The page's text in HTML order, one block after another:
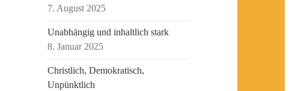
7. August 2025
Unabhängig und inhaltlich stark
8. Januar 2025
Christlich, Demokratisch,
Unpünktlich